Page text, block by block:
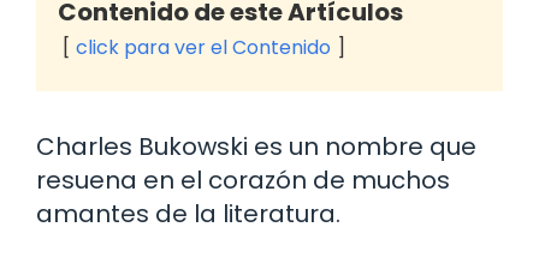
Contenido de este Artículos
click para ver el Contenido
Charles Bukowski es un nombre que
resuena en el corazón de muchos
amantes de la literatura.